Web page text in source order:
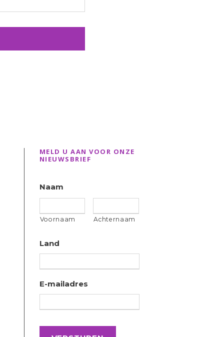
MELD U AAN VOOR ONZE
NIEUWSBRIEF
Naam
Voornaam Achternaam
Land
E-mailadres